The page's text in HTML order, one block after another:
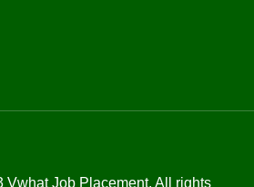
Vwhat Job Placement. All rights